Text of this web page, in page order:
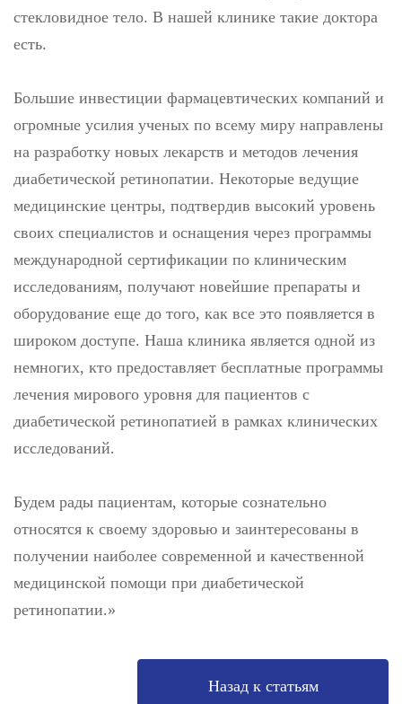
стекловидное тело. В нашей клинике такие доктора
есть.
Большие инвестиции фармацевтических компаний и
огромные усилия ученых по всему миру направлены
на разработку новых лекарств и методов лечения
диабетической ретинопатии. Некоторые ведущие
медицинские центры, подтвердив высокий уровень
своих специалистов и оснащения через программы
международной сертификации по клиническим
исследованиям, получают новейшие препараты и
оборудование еще до того, как все это появляется в
широком доступе. Наша клиника является одной из
немногих, кто предоставляет бесплатные программы
лечения мирового уровня для пациентов с
диабетической ретинопатией в рамках клинических
исследований.
Будем рады пациентам, которые сознательно
относятся к своему здоровью и заинтересованы в
получении наиболее современной и качественной
медицинской помощи при диабетической
ретинопатии.»
Назад к статьям